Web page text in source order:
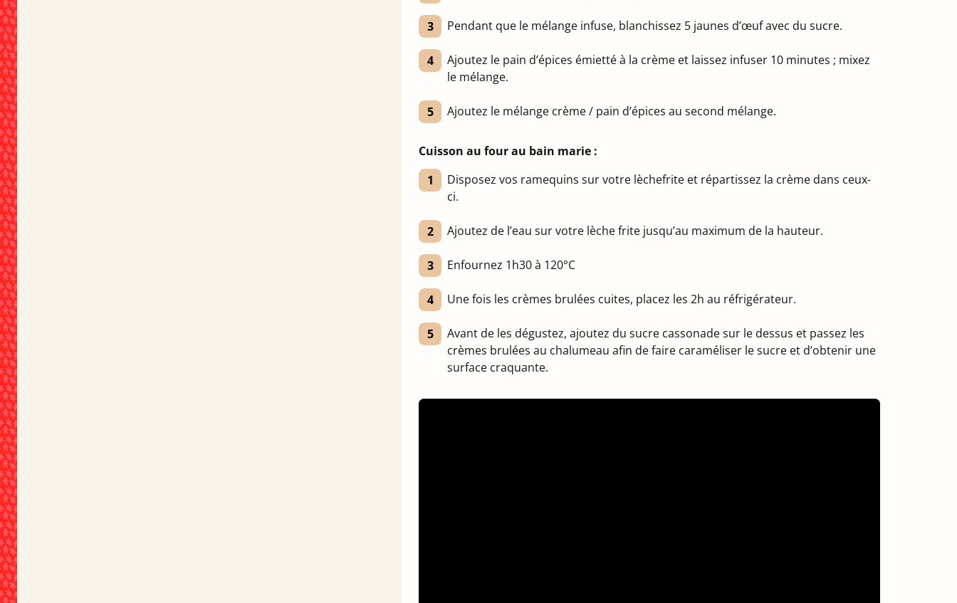
Pendant que le mélange infuse, blanchissez 5 jaunes d’œuf avec du sucre.
Ajoutez le pain d’épices émietté à la crème et laissez infuser 10 minutes ; mixez
le mélange.
Ajoutez le mélange crème / pain d’épices au second mélange.
Cuisson au four au bain marie :
Disposez vos ramequins sur votre lèchefrite et répartissez la crème dans ceux-
ci.
Ajoutez de l’eau sur votre lèche frite jusqu’au maximum de la hauteur.
Enfournez 1h30 à 120°C
Une fois les crèmes brulées cuites, placez les 2h au réfrigérateur.
Avant de les dégustez, ajoutez du sucre cassonade sur le dessus et passez les
crèmes brulées au chalumeau afin de faire caraméliser le sucre et d’obtenir une
surface craquante.